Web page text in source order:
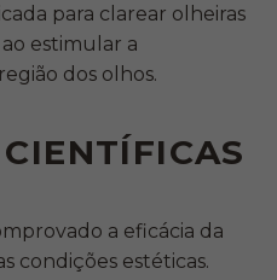
para clarear olheiras
estimular a
dos olhos.
a eficácia da
condições estéticas.